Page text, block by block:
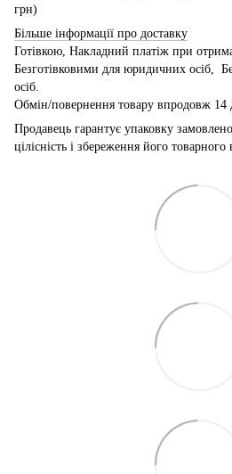
грн)
Більше інформації про доставку
Готівкою, Накладний платіж при
Безготівковими для юридичних осіб,
осіб.
Обмін/повернення товару впродовж 14
Продавець гарантує упаковку
цілісність і збереження його товарного